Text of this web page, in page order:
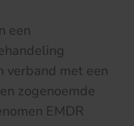
een
verband met een
zogenoemde
EMDR